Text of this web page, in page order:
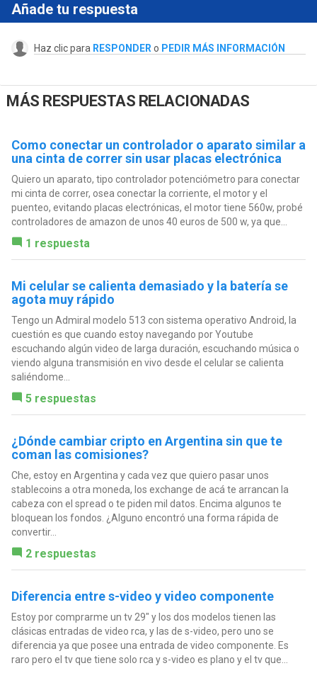
Añade tu respuesta
Haz clic para RESPONDER o PEDIR MÁS INFORMACIÓN
MÁS RESPUESTAS RELACIONADAS
Como conectar un controlador o aparato similar a
una cinta de correr sin usar placas electrónica
Quiero un aparato, tipo controlador potenciómetro para conectar
mi cinta de correr, osea conectar la corriente, el motor y el
puenteo, evitando placas electrónicas, el motor tiene 560w, probé
controladores de amazon de unos 40 euros de 500 w, ya que...
1 respuesta
Mi celular se calienta demasiado y la batería se
agota muy rápido
Tengo un Admiral modelo 513 con sistema operativo Android, la
cuestión es que cuando estoy navegando por Youtube
escuchando algún video de larga duración, escuchando música o
viendo alguna transmisión en vivo desde el celular se calienta
saliéndome...
5 respuestas
¿Dónde cambiar cripto en Argentina sin que te
coman las comisiones?
Che, estoy en Argentina y cada vez que quiero pasar unos
stablecoins a otra moneda, los exchange de acá te arrancan la
cabeza con el spread o te piden mil datos. Encima algunos te
bloquean los fondos. ¿Alguno encontró una forma rápida de
convertir...
2 respuestas
Diferencia entre s-video y video componente
Estoy por comprarme un tv 29" y los dos modelos tienen las
clásicas entradas de video rca, y las de s-video, pero uno se
diferencia ya que posee una entrada de video componente. Es
raro pero el tv que tiene solo rca y s-video es plano y el tv que...